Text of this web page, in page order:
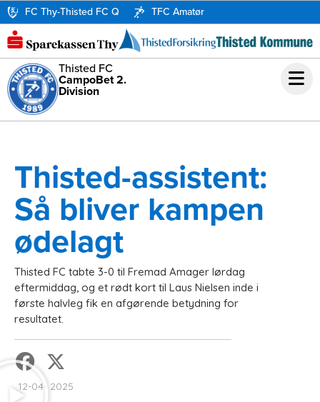
FC Thy-Thisted FC Q TFC Amatør
Thisted FC
CampoBet 2.
Division
Thisted-assistent:
Så bliver kampen
ødelagt
Thisted FC tabte 3-0 til Fremad Amager lørdag
eftermiddag, og et rødt kort til Laus Nielsen inde i
første halvleg fik en afgørende betydning for
resultatet.
12-04- 2025